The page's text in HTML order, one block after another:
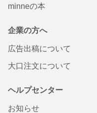
minneの本
企業の方へ
広告出稿について
大口注文について
ヘルプセンター
お知らせ